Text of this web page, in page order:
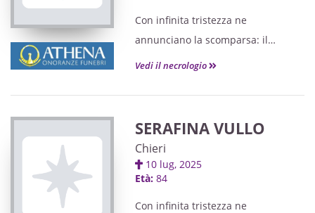
Con infinita tristezza ne
annunciano la scomparsa: il
fratello, il nipote, l'amica Nicoletta
Vedi il necrologio
SERAFINA VULLO
Chieri
10 lug, 2025
Età: 84
Con infinita tristezza ne